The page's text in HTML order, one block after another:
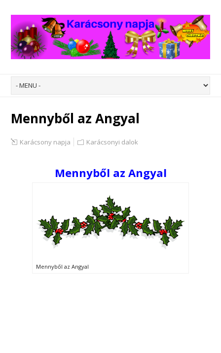
Mennyből az Angyal
Karácsony napja Karácsonyi dalok
Mennyből az Angyal
Mennyből az Angyal